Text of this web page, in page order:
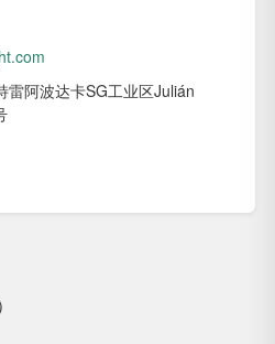
雷阿波达卡SG工业区Julián